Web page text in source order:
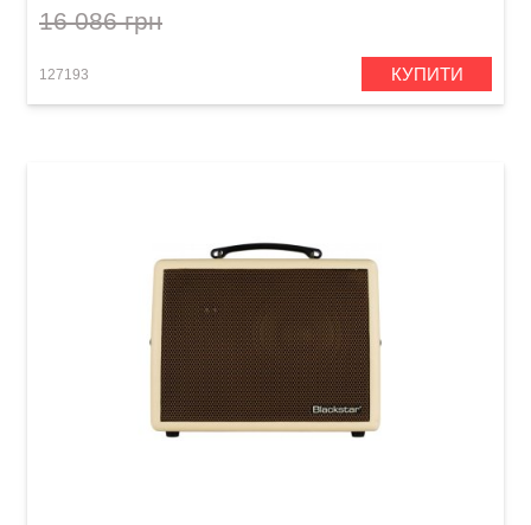
16 086 грн
127193 КУПИТИ